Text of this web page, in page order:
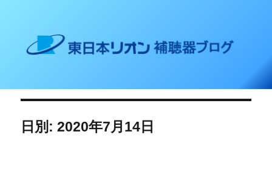
東日本リオン 補聴器ブログ
日別: 2020年7月14日